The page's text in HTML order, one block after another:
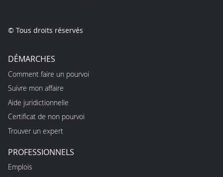
© Tous droits réservés
DÉMARCHES
Comment faire un pourvoi
Suivre mon affaire
Aide juridictionnelle
Certificat de non pourvoi
Trouver un expert
PROFESSIONNELS
Emplois